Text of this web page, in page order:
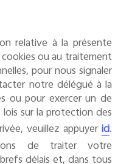
relative à la présente
ou au traitement
pour nous signaler
notre délégué à la
ou pour exercer un de
sur la protection des
veuillez appuyer ici.
de traiter votre
délais et, dans tous